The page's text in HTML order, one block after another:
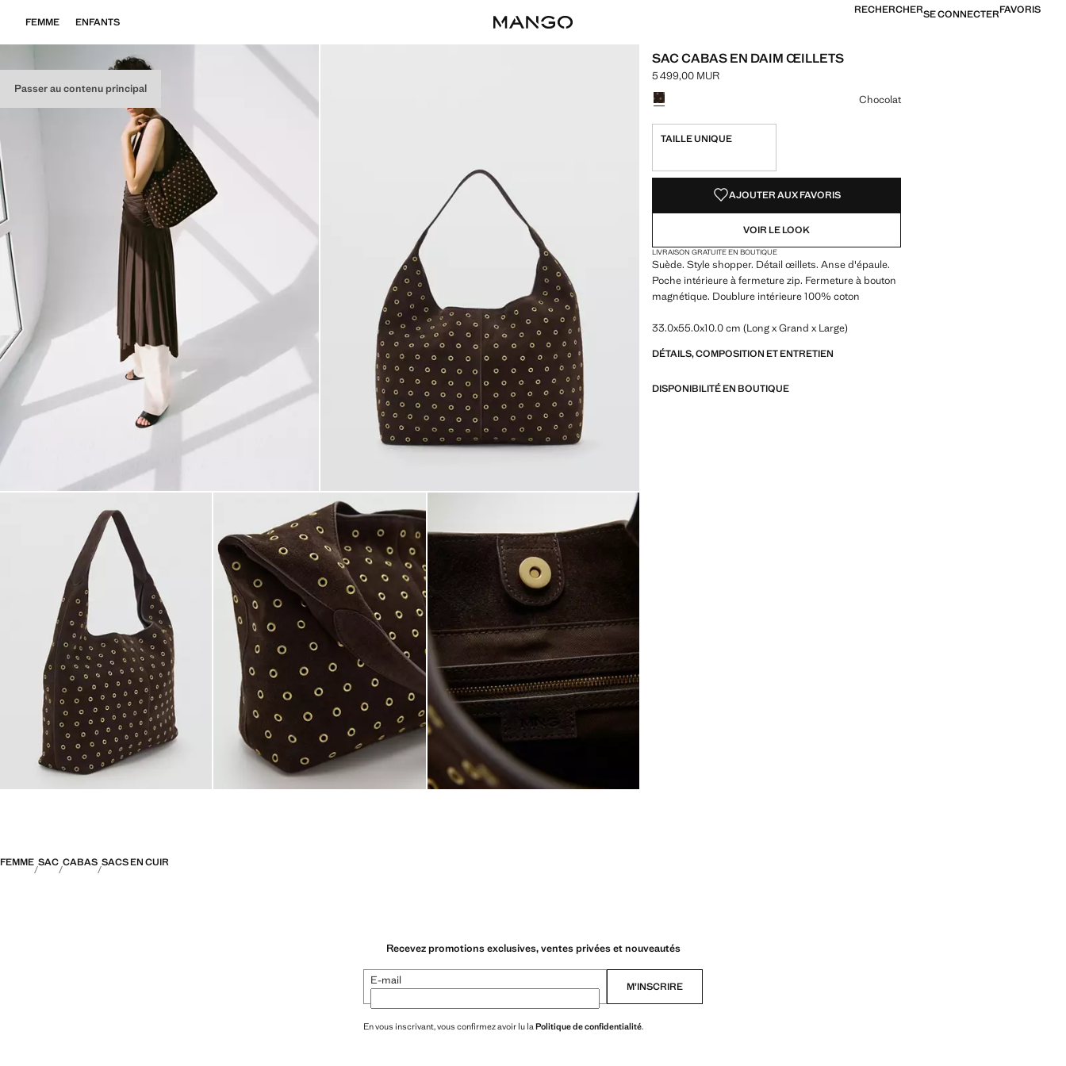
Passer au contenu principal
FEMME ENFANTS
RECHERCHERSE CONNECTERFAVORIS
SAC CABAS EN DAIM ŒILLETS
Prix actuel [5 499,00 MUR ]
5 499,00 MUR
Choisissez une couleur
Chocolat
TAILLE UNIQUE
AJOUTER AUX FAVORIS
VOIR LE LOOK
LIVRAISON GRATUITE EN BOUTIQUE
Suède. Style shopper. Détail œillets. Anse d'épaule.
Poche intérieure à fermeture zip. Fermeture à bouton
magnétique. Doublure intérieure 100% coton
33.0x55.0x10.0 cm (Long x Grand x Large)
DÉTAILS, COMPOSITION ET ENTRETIEN
DISPONIBILITÉ EN BOUTIQUE
FEMME SAC CABAS SACS EN CUIR
Recevez promotions exclusives, ventes privées et nouveautés
E-mail M’INSCRIRE
En vous inscrivant, vous confirmez avoir lu laPolitique de confidentialité.